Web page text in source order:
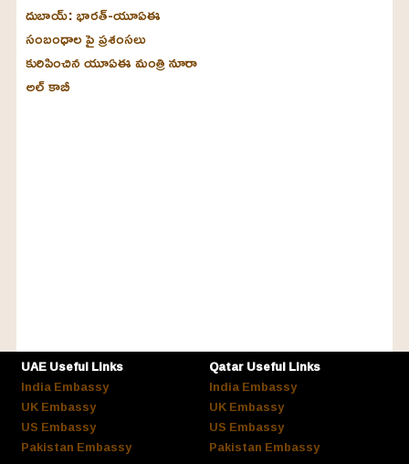
దుబాయ్‌: భారత్-యూఏఈ
సంబంధాల పై ప్రశంసలు
కురిపించిన యూఏఈ మంత్రి నూరా
అల్‌ కాబీ
UAE Useful Links
India Embassy
UK Embassy
US Embassy
Pakistan Embassy
Qatar Useful Links
India Embassy
UK Embassy
US Embassy
Pakistan Embassy